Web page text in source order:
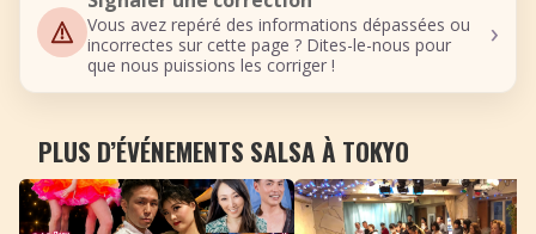
Vous avez repéré des informations dépassées ou
incorrectes sur cette page ? Dites-le-nous pour
que nous puissions les corriger !
›
PLUS D’ÉVÉNEMENTS SALSA À TOKYO